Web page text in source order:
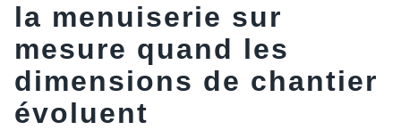
la menuiserie sur
mesure quand les
dimensions de chantier
évoluent